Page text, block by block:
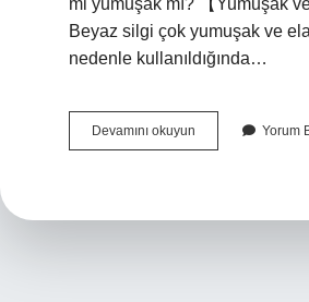
mi yumuşak mı? 【Yumuşak ve
Beyaz silgi çok yumuşak ve
nedenle kullanıldığında…
Devamını okuyun
Maddeler
Yorum